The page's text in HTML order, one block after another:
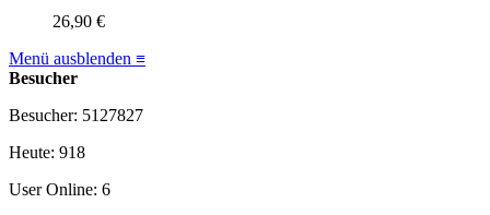
26,90 €
Menü ausblenden ≡
Besucher
Besucher: 5127827
Heute: 918
User Online: 6